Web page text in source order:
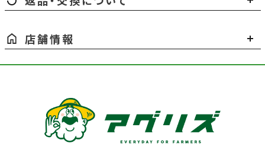
店舗情報